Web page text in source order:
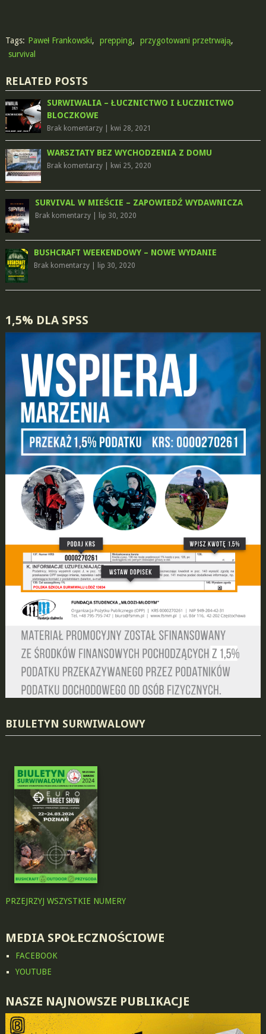
Tags: Paweł Frankowski, prepping, przygotowani przetrwają,
survival
RELATED POSTS
SURWIWALIA – ŁUCZNICTWO I ŁUCZNICTWO
BLOCZKOWE
Brak komentarzy| kwi 28, 2021
WARSZTATY BEZ WYCHODZENIA Z DOMU
Brak komentarzy| kwi 25, 2020
SURVIVAL W MIEŚCIE – ZAPOWIEDŹ WYDAWNICZA
Brak komentarzy| lip 30, 2020
BUSHCRAFT WEEKENDOWY – NOWE WYDANIE
Brak komentarzy| lip 30, 2020
1,5% DLA SPSS
BIULETYN SURWIWALOWY
PRZEJRZYJ WSZYSTKIE NUMERY
MEDIA SPOŁECZNOŚCIOWE
FACEBOOK
YOUTUBE
NASZE NAJNOWSZE PUBLIKACJE